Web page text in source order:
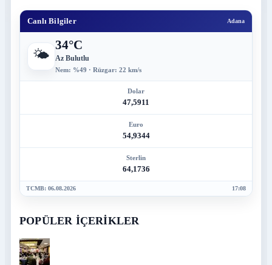
Canlı Bilgiler Adana
🌤️
34°C
Az Bulutlu
Nem: %49 · Rüzgar: 22 km/s
Dolar
47,5911
Euro
54,9344
Sterlin
64,1736
TCMB: 06.08.2026 17:08
POPÜLER İÇERİKLER